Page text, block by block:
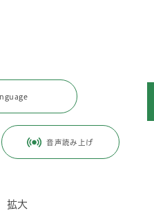
音声読み上げ
拡大
境保全
さいたま市気候非常事態宣言
2025年8月8日 / ページ番号：C080615